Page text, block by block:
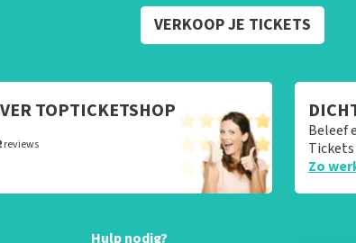
VERKOOP JE TICKETS
TOPTICKETSHOP
reviews
Beleef
Zo
Hulp nodig?